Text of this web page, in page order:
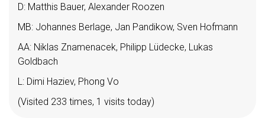
D: Matthis Bauer, Alexander Roozen
MB: Johannes Berlage, Jan Pandikow, Sven Hofmann
AA: Niklas Znamenacek, Philipp Lüdecke, Lukas
Goldbach
L: Dimi Haziev, Phong Vo
(Visited 233 times, 1 visits today)